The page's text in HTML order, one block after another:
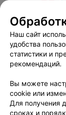
О проекте
Наш сайт
удобства
статистики и
рекомендаций.
Вы можете
cookie или
Для получения
сроках и